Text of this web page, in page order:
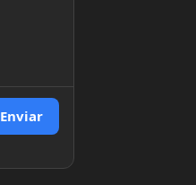
Enviar